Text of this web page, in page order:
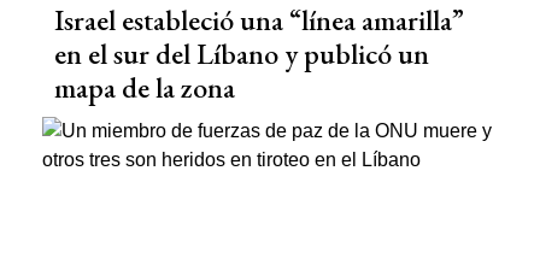
Israel estableció una “línea amarilla”
en el sur del Líbano y publicó un
mapa de la zona